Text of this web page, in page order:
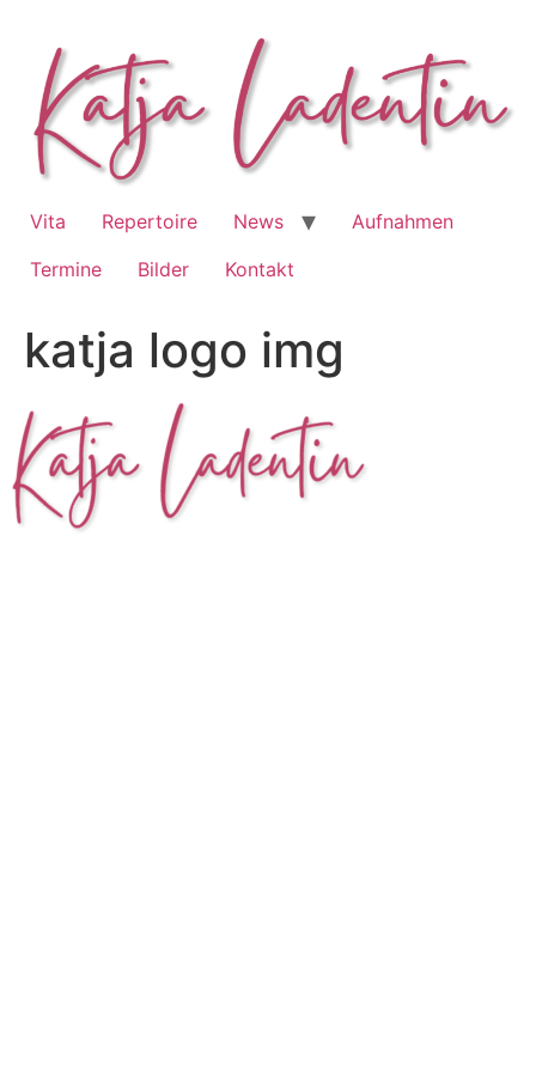
springen
Vita Repertoire News
Aufnahmen
Termine
Bilder Kontakt
katja logo img